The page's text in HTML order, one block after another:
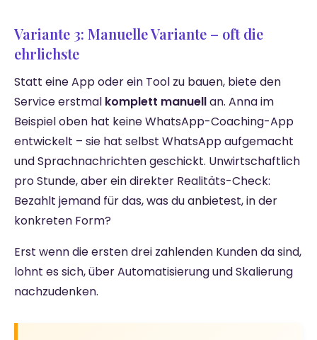
Variante 3: Manuelle Variante – oft die
ehrlichste
Statt eine App oder ein Tool zu bauen, biete den
Service erstmal komplett manuellan. Anna im
Beispiel oben hat keine WhatsApp-Coaching-App
entwickelt – sie hat selbst WhatsApp aufgemacht
und Sprachnachrichten geschickt. Unwirtschaftlich
pro Stunde, aber ein direkter Realitäts-Check:
Bezahlt jemand für das, was du anbietest, in der
konkreten Form?
Erst wenn die ersten drei zahlenden Kunden da sind,
lohnt es sich, über Automatisierung und Skalierung
nachzudenken.